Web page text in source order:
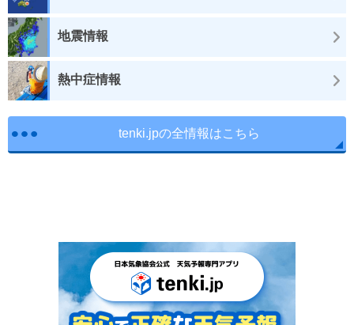
地震情報
熱中症情報
tenki.jpの全情報はこちら